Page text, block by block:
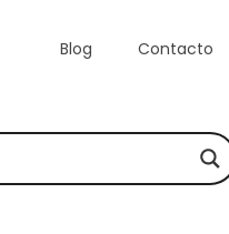
Blog Contacto